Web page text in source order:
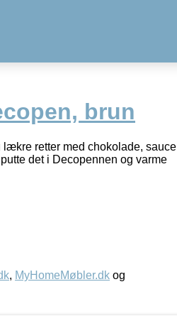
brun
retter med chokolade, sauce
det i Decopennen og varme
, MyHomeMøbler.dk og